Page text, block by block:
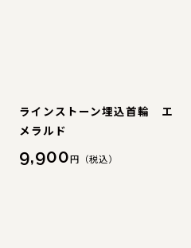
ラインストーン埋込首輪 エ
メラルド
9,900円（税込）